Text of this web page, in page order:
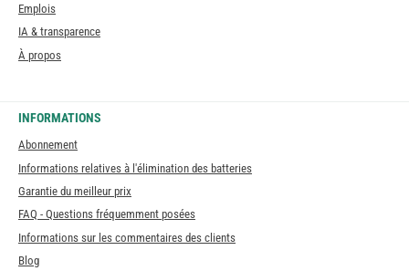
Emplois
IA & transparence
À propos
INFORMATIONS
Abonnement
Informations relatives à l'élimination des batteries
Garantie du meilleur prix
FAQ - Questions fréquemment posées
Informations sur les commentaires des clients
Blog